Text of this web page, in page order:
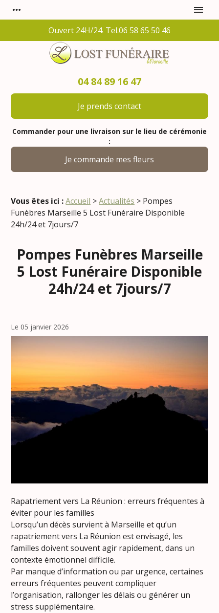
more_horiz menu
Ouvert 24H/24. Tel.06 58 65 50 46
04 84 89 16 47
Je prends contact
Commander pour une livraison sur le lieu de cérémonie
:
Je commande mes fleurs
Vous êtes ici : Accueil >Actualités > Pompes
Funèbres Marseille 5 Lost Funéraire Disponible
24h/24 et 7jours/7
Pompes Funèbres Marseille
5 Lost Funéraire Disponible
24h/24 et 7jours/7
Le 05 janvier 2026
Rapatriement vers La Réunion : erreurs fréquentes à
éviter pour les familles
Lorsqu’un décès survient à Marseille et qu’un
rapatriement vers La Réunion est envisagé, les
familles doivent souvent agir rapidement, dans un
contexte émotionnel difficile.
Par manque d’information ou par urgence, certaines
erreurs fréquentes peuvent compliquer
l’organisation, rallonger les délais ou générer un
stress supplémentaire.